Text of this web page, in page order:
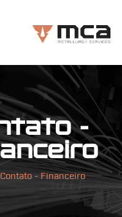
-
Contato - Financeiro